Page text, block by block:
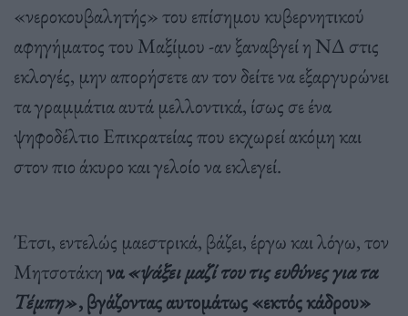
«νεροκουβαλητής» του επίσημου κυβερνητικού
αφηγήματος του Μαξίμου -αν ξαναβγεί η ΝΔ στις
εκλογές, μην απορήσετε αν τον δείτε να εξαργυρώνει
τα γραμμάτια αυτά μελλοντικά, ίσως σε ένα
ψηφοδέλτιο Επικρατείας που εκχωρεί ακόμη και
στον πιο άκυρο και γελοίο να εκλεγεί.
Έτσι, εντελώς μαεστρικά, βάζει, έργω και λόγω, τον
Μητσοτάκηνα«ψάξει μαζί του τις ευθύνες για τα
Τέμπη», βγάζοντας αυτομάτως «εκτός κάδρου»